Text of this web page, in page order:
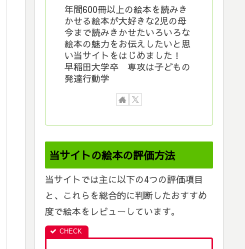
年間600冊以上の絵本を読みき
かせる絵本が大好きな2児の母
今まで読みきかせたいろいろな
絵本の魅力をお伝えしたいと思
い当サイトをはじめました！
早稲田大学卒 専攻は子どもの
発達行動学
当サイトの絵本の評価方法
当サイトでは主に以下の4つの評価項目
と、これらを総合的に判断したおすすめ
度で絵本をレビューしています。